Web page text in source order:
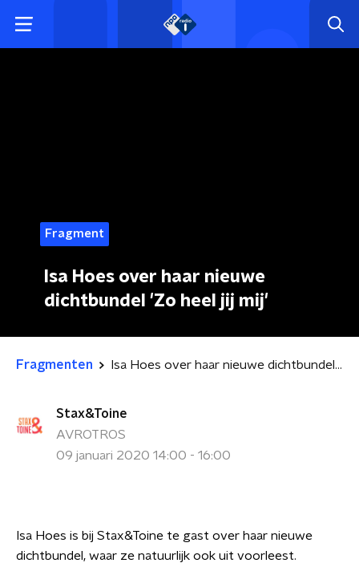
Fragment
Isa Hoes over haar nieuwe
dichtbundel 'Zo heel jij mij'
Fragmenten Isa Hoes over haar nieuwe dichtbundel 'Zo heel jij mij'
Stax&Toine
AVROTROS
09 januari 2020 14:00 - 16:00
Isa Hoes is bij Stax&Toine te gast over haar nieuwe
dichtbundel, waar ze natuurlijk ook uit voorleest.